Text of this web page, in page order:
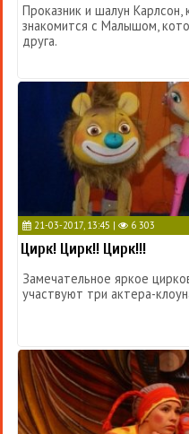
Проказник и шалун
знакомится с Малышом,
друга.
21-03-2017, 13:45 | 6 303
Цирк! Цирк!! Цирк!!!
Замечательное яркое
участвуют три актера-